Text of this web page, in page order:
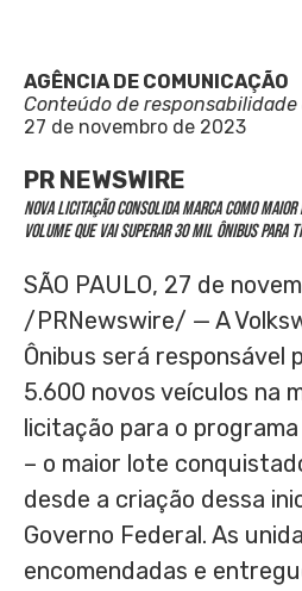
AGÊNCIA DE COMUNICAÇÃO
Conteúdo de responsabilidade
27 de novembro de 2023
PR NEWSWIRE
Nova licitação consolida marca como
volume que vai superar 30 mil ônibus
SÃO PAULO, 27 de
/PRNewswire/ — A
Ônibus será responsável
5.600 novos veículos na
licitação para o
– o maior lote
desde a criação dessa
Governo Federal. As
encomendadas e